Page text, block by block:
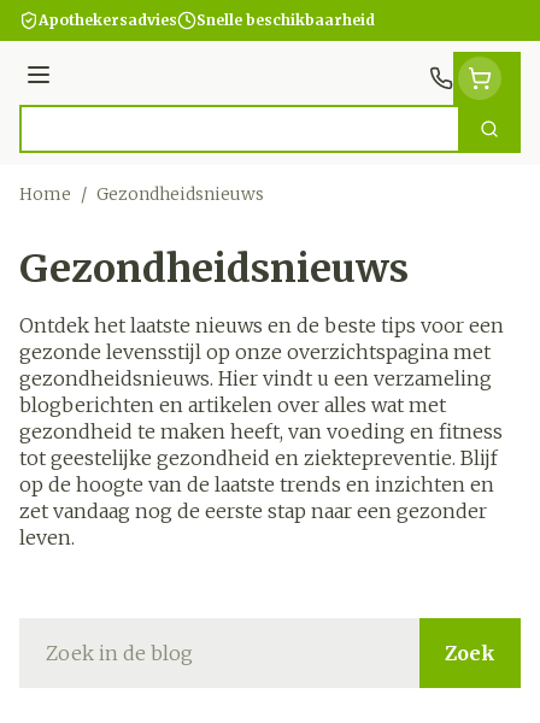
Ga naar de inhoud
Apothekersadvies Snelle beschikbaarheid
Menu
Zoek
Home / Gezondheidsnieuws
Gezondheidsnieuws
Ontdek het laatste nieuws en de beste tips voor een
gezonde levensstijl op onze overzichtspagina met
gezondheidsnieuws. Hier vindt u een verzameling
blogberichten en artikelen over alles wat met
gezondheid te maken heeft, van voeding en fitness
tot geestelijke gezondheid en ziektepreventie. Blijf
op de hoogte van de laatste trends en inzichten en
zet vandaag nog de eerste stap naar een gezonder
leven.
Zoek